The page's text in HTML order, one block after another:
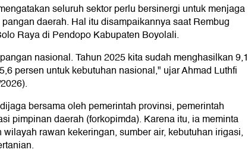
seluruh sektor perlu bersinergi untuk menjaga
daerah. Hal itu disampaikannya saat Rembug
Raya di Pendopo Kabupaten Boyolali.
nasional. Tahun 2025 kita sudah menghasilkan 9,1
persen untuk kebutuhan nasional," ujar Ahmad Luthfi
bersama oleh pemerintah provinsi, pemerintah
pimpinan daerah (forkopimda). Karena itu, ia meminta
rawan kekeringan, sumber air, kebutuhan irigasi,